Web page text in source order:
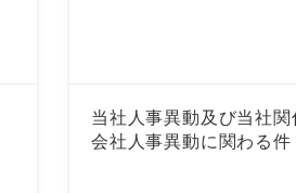
当社人事異動及び当社関
会社人事異動に関わる件